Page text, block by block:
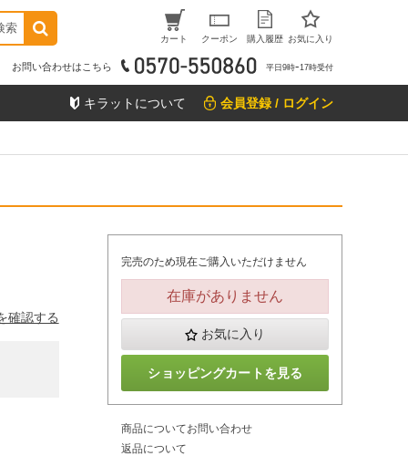
索
カート クーポン 購入履歴 お気に入り
お問い合わせはこちら 平日9時ｰ17時受付
キラットについて 会員登録 / ログイン
確認する
完売のため現在ご購入いただけません
在庫がありません
お気に入り
ショッピングカートを見る
商品についてお問い合わせ
返品について